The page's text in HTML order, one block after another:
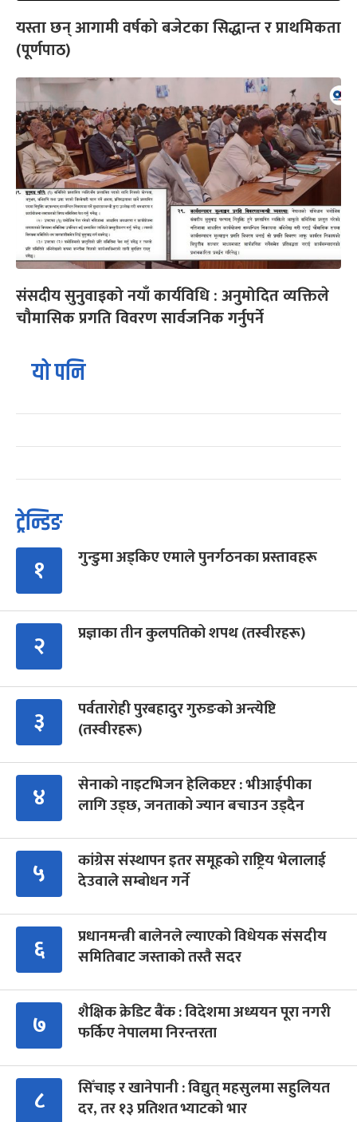
यस्ता छन् आगामी वर्षको बजेटका सिद्धान्त र प्राथमिकता
(पूर्णपाठ)
संसदीय सुनुवाइको नयाँ कार्यविधि : अनुमोदित व्यक्तिले
चौमासिक प्रगति विवरण सार्वजनिक गर्नुपर्ने
यो पनि
ट्रेन्डिङ
१ गुन्डुमा अड्किए एमाले पुनर्गठनका प्रस्तावहरू
२ प्रज्ञाका तीन कुलपतिको शपथ (तस्वीरहरू)
३
पर्वतारोही पुरबहादुर गुरुङको अन्त्येष्टि
(तस्वीरहरू)
४
सेनाको नाइटभिजन हेलिकप्टर : भीआईपीका
लागि उड्छ, जनताको ज्यान बचाउन उड्दैन
५
कांग्रेस संस्थापन इतर समूहको राष्ट्रिय भेलालाई
देउवाले सम्बोधन गर्ने
६
प्रधानमन्त्री बालेनले ल्याएको विधेयक संसदीय
समितिबाट जस्ताको तस्तै सदर
७
शैक्षिक क्रेडिट बैंक : विदेशमा अध्ययन पूरा नगरी
फर्किए नेपालमा निरन्तरता
८
सिँचाइ र खानेपानी : विद्युत् महसुलमा सहुलियत
दर, तर १३ प्रतिशत भ्याटको भार